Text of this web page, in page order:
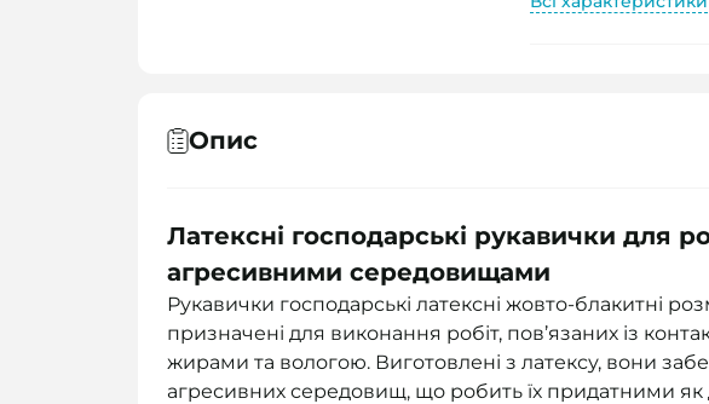
Опис
Латексні господарські рукавички для
агресивними середовищами
Рукавички господарські латексні жовто-блакитні
призначені для виконання робіт, пов’язаних із
жирами та вологою. Виготовлені з латексу, вони
агресивних середовищ, що робить їх придатними як